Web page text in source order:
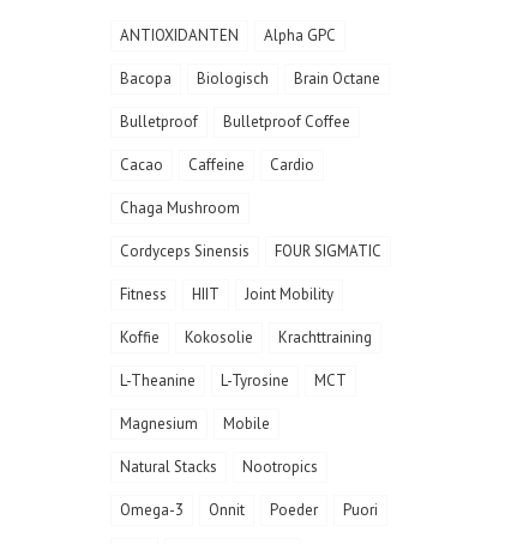
ANTIOXIDANTEN Alpha GPC
Bacopa Biologisch Brain Octane
Bulletproof Bulletproof Coffee
Cacao Caffeine Cardio
Chaga Mushroom
Cordyceps Sinensis FOUR SIGMATIC
Fitness HIIT Joint Mobility
Koffie Kokosolie Krachttraining
L-Theanine L-Tyrosine MCT
Magnesium Mobile
Natural Stacks Nootropics
Omega-3 Onnit Poeder Puori